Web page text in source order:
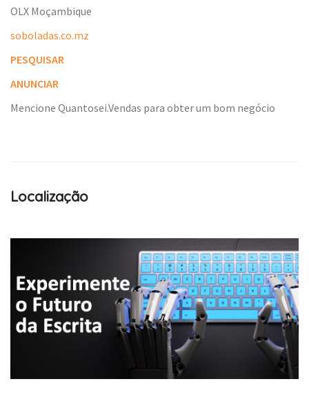
OLX Moçambique
soboladas.co.mz
PESQUISAR
ANUNCIAR
Mencione Quantosei.Vendas para obter um bom negócio
Localização